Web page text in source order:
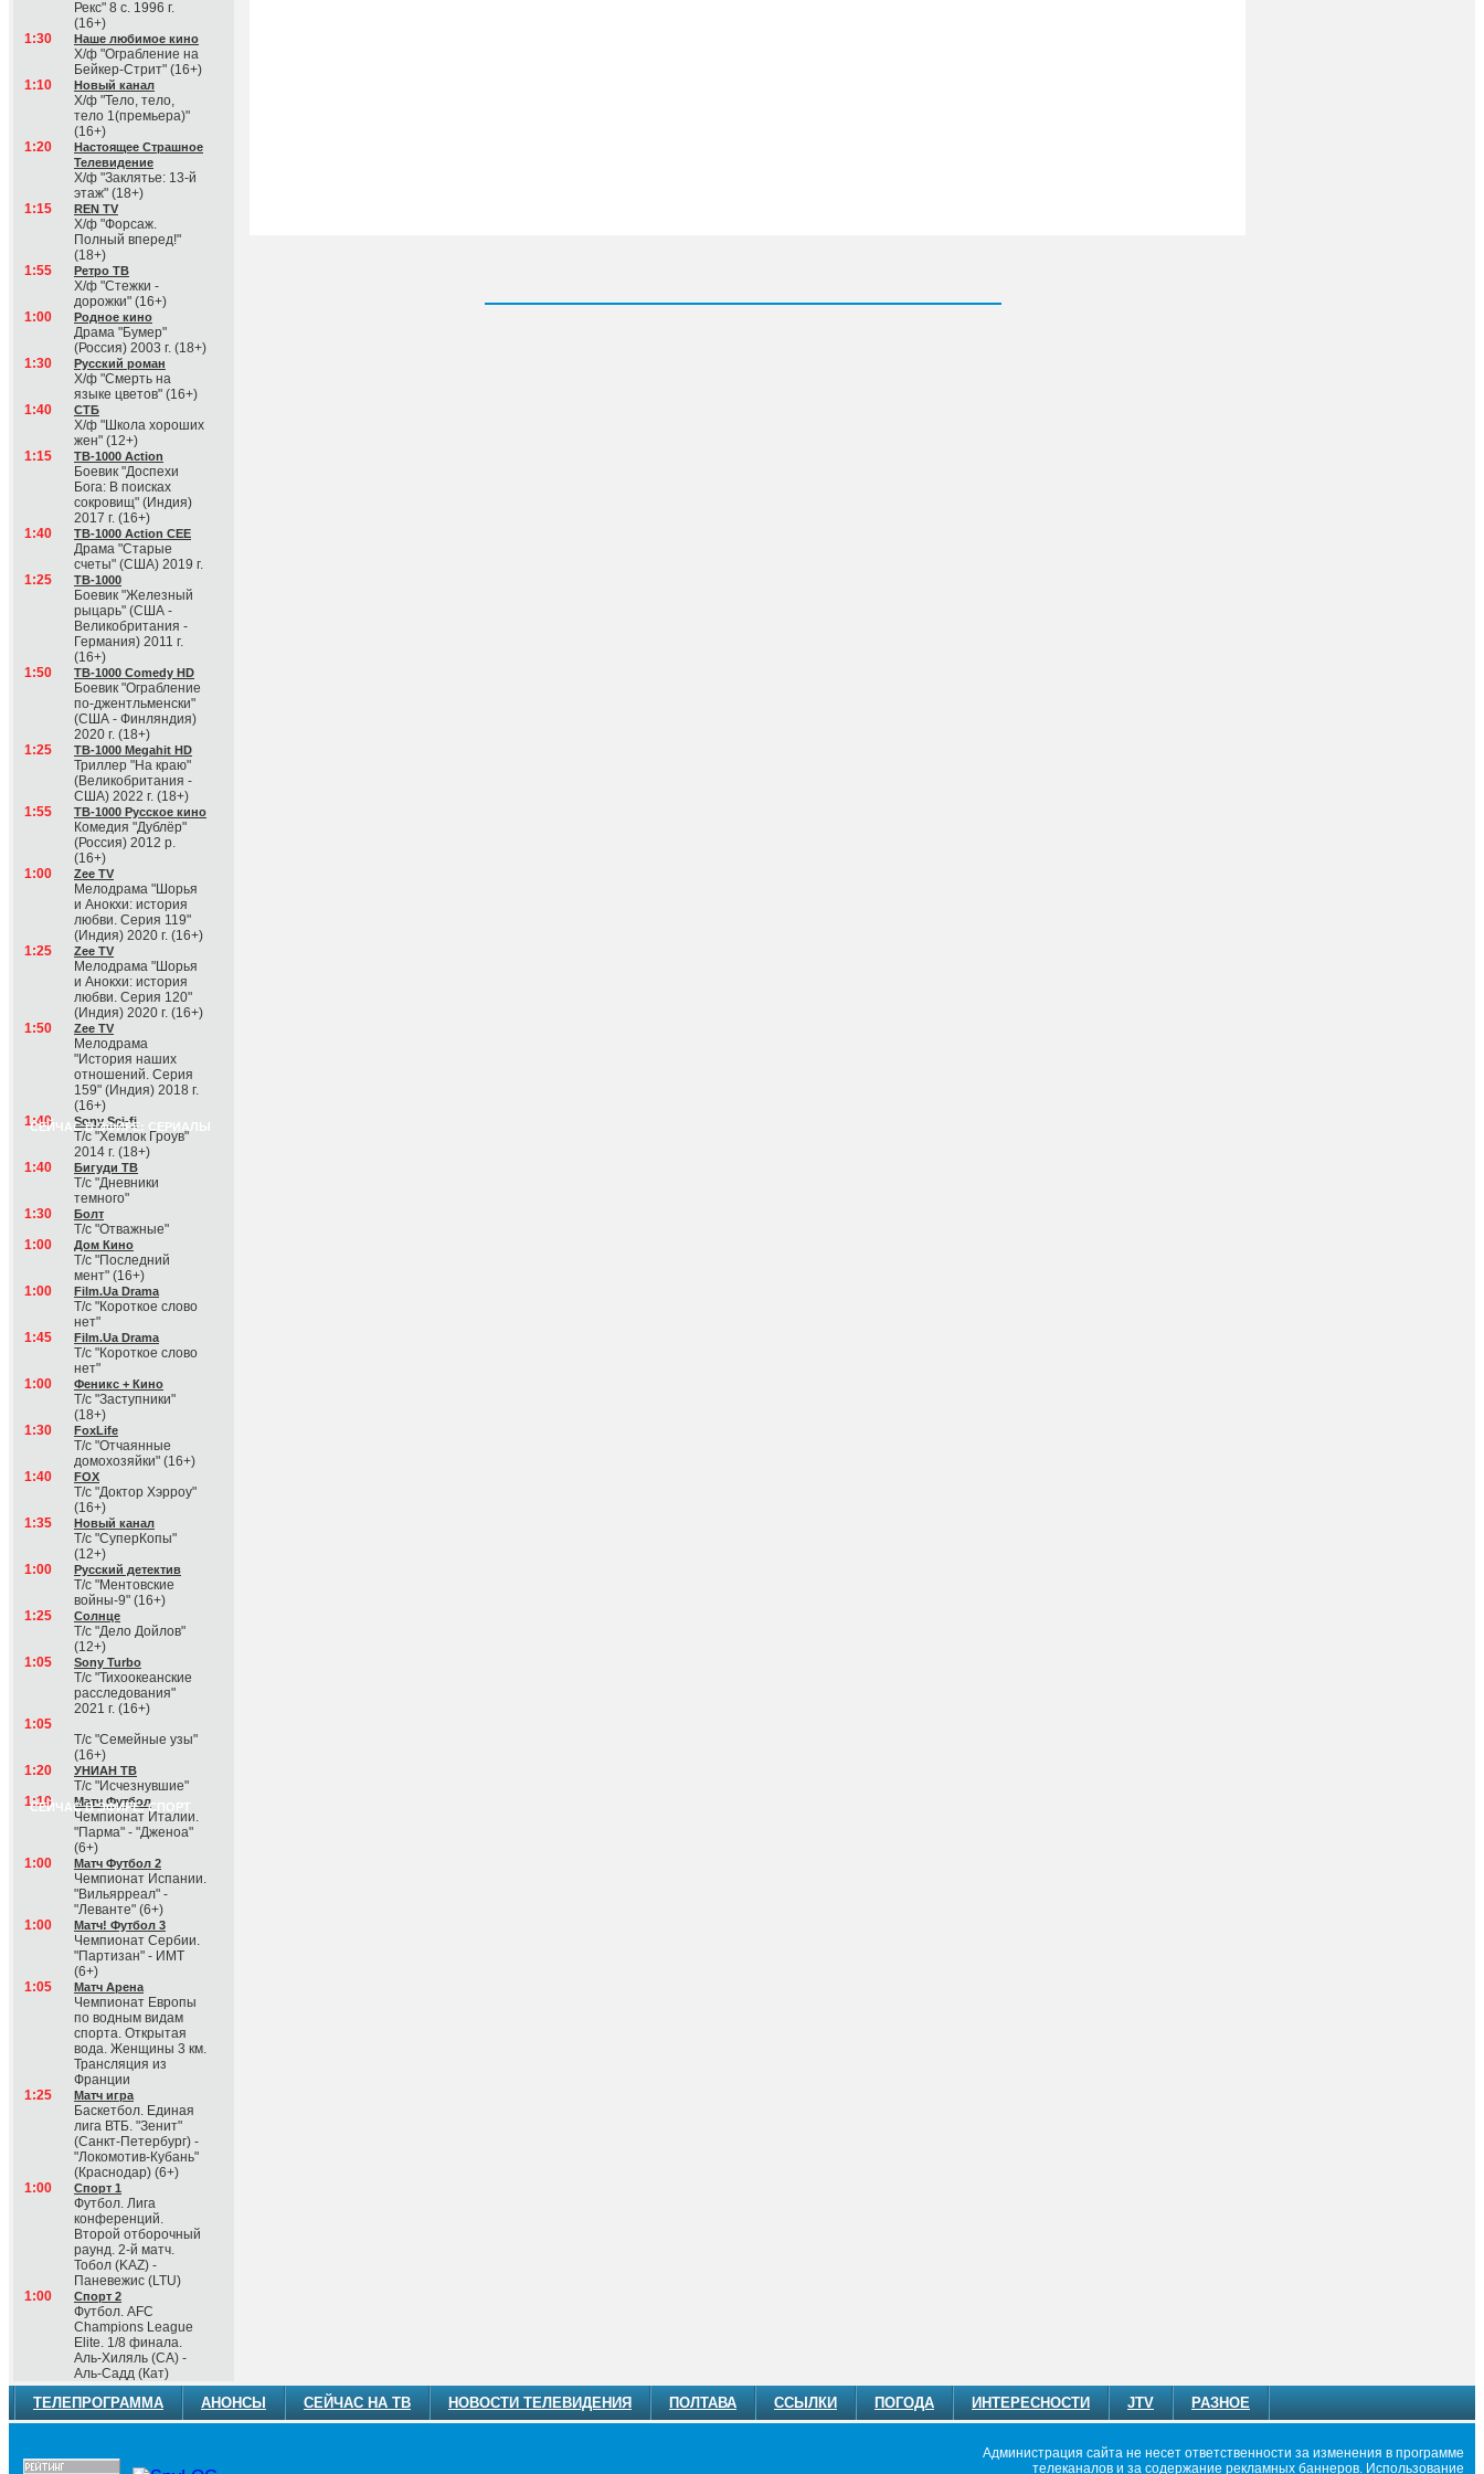
Рекс" 8 с. 1996 г.
(16+)
1:30
Наше любимое кино
Х/ф "Ограбление на
Бейкер-Стрит" (16+)
1:10
Новый канал
Х/ф "Тело, тело,
тело 1(премьера)"
(16+)
1:20
Настоящее Страшное
Телевидение
Х/ф "Заклятье: 13-й
этаж" (18+)
1:15
REN TV
Х/ф "Форсаж.
Полный вперед!"
(18+)
1:55
Ретро ТВ
Х/ф "Стежки -
дорожки" (16+)
1:00
Родное кино
Драма "Бумер"
(Россия) 2003 г. (18+)
1:30
Русский роман
Х/ф "Смерть на
языке цветов" (16+)
1:40
СТБ
Х/ф "Школа хороших
жен" (12+)
1:15
ТВ-1000 Action
Боевик "Доспехи
Бога: В поисках
сокровищ" (Индия)
2017 г. (16+)
1:40
ТВ-1000 Action CEE
Драма "Старые
счеты" (США) 2019 г.
1:25
ТВ-1000
Боевик "Железный
рыцарь" (США -
Великобритания -
Германия) 2011 г.
(16+)
1:50
ТВ-1000 Comedy HD
Боевик "Ограбление
по-джентльменски"
(США - Финляндия)
2020 г. (18+)
1:25
ТВ-1000 Megahit HD
Триллер "На краю"
(Великобритания -
США) 2022 г. (18+)
1:55
ТВ-1000 Русское кино
Комедия "Дублёр"
(Россия) 2012 р.
(16+)
1:00
Zee TV
Мелодрама "Шорья
и Анокхи: история
любви. Серия 119"
(Индия) 2020 г. (16+)
1:25
Zee TV
Мелодрама "Шорья
и Анокхи: история
любви. Серия 120"
(Индия) 2020 г. (16+)
1:50
Zee TV
Мелодрама
"История наших
отношений. Серия
159" (Индия) 2018 г.
(16+)
СЕЙЧАС В ЭФИРЕ: СЕРИАЛЫ
1:40 Sony Sci-fi
Т/с "Хемлок Гроув"
2014 г. (18+)
1:40
Бигуди ТВ
Т/с "Дневники
темного"
1:30
Болт
Т/с "Отважные"
1:00
Дом Кино
Т/с "Последний
мент" (16+)
1:00
Film.Ua Drama
Т/с "Короткое слово
нет"
1:45
Film.Ua Drama
Т/с "Короткое слово
нет"
1:00
Феникс + Кино
Т/с "Заступники"
(18+)
1:30
FoxLife
Т/с "Отчаянные
домохозяйки" (16+)
1:40
FOX
Т/с "Доктор Хэрроу"
(16+)
1:35
Новый канал
Т/с "СуперКопы"
(12+)
1:00
Русский детектив
Т/с "Ментовские
войны-9" (16+)
1:25
Солнце
Т/с "Дело Дойлов"
(12+)
1:05
Sony Turbo
Т/с "Тихоокеанские
расследования"
2021 г. (16+)
1:05
Т/с "Семейные узы"
(16+)
1:20
УНИАН ТВ
Т/с "Исчезнувшие"
СЕЙЧАС В ЭФИРЕ: СПОРТ
1:10 Матч Футбол
Чемпионат Италии.
"Парма" - "Дженоа"
(6+)
1:00
Матч Футбол 2
Чемпионат Испании.
"Вильярреал" -
"Леванте" (6+)
1:00
Матч! Футбол 3
Чемпионат Сербии.
"Партизан" - ИМТ
(6+)
1:05
Матч Арена
Чемпионат Европы
по водным видам
спорта. Открытая
вода. Женщины 3 км.
Трансляция из
Франции
1:25
Матч игра
Баскетбол. Единая
лига ВТБ. "Зенит"
(Санкт-Петербург) -
"Локомотив-Кубань"
(Краснодар) (6+)
1:00
Спорт 1
Футбол. Лига
конференций.
Второй отборочный
раунд. 2-й матч.
Тобол (KAZ) -
Паневежис (LTU)
1:00
Спорт 2
Футбол. AFC
Champions League
Elite. 1/8 финала.
Аль-Хиляль (СА) -
Аль-Садд (Кат)
ТЕЛЕПРОГРАММА АНОНСЫ СЕЙЧАС НА ТВ НОВОСТИ ТЕЛЕВИДЕНИЯ ПОЛТАВА ССЫЛКИ ПОГОДА ИНТЕРЕСНОСТИ JTV РАЗНОЕ
Администрация сайта не несет ответственности за изменения в программе
телеканалов и за содержание рекламных баннеров. Использование